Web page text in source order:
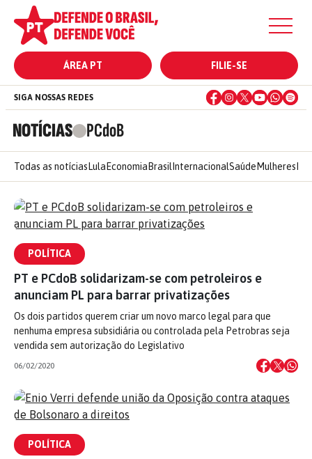
ÁREA PT FILIE-SE
NOTÍCIAS PCdoB
SIGA NOSSAS REDES
Todas as notícias Lula Economia Brasil InternacionalSaúde Mulheres
POLÍTICA
PT e PCdoB solidarizam-se com petroleiros e
anunciam PL para barrar privatizações
Os dois partidos querem criar um novo marco legal para que
nenhuma empresa subsidiária ou controlada pela Petrobras seja
vendida sem autorização do Legislativo
06/02/2020
POLÍTICA